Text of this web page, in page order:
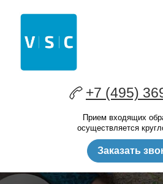
+7 (495)
Прием входящих
осуществляется
Заказать